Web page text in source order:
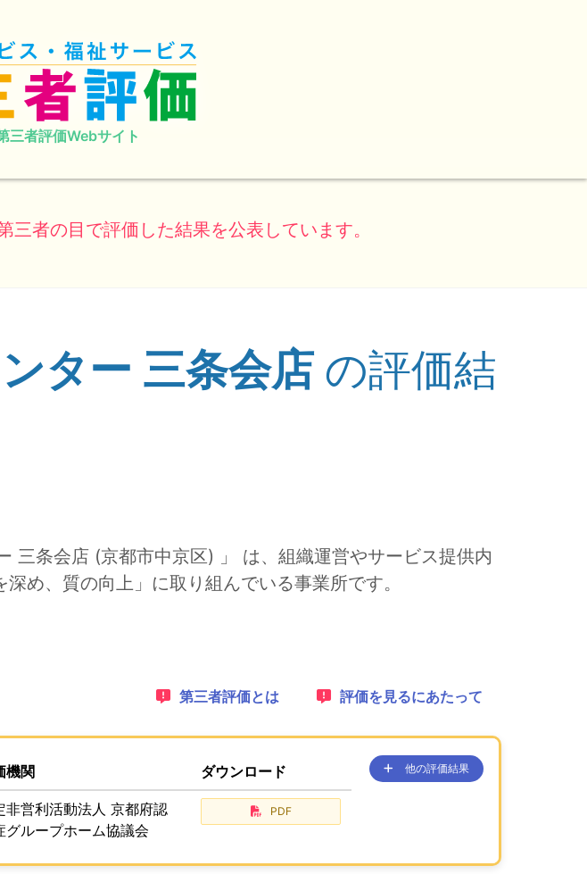
三者評価Webサイト
者の目で評価した結果を公表しています。
ター 三条会店 の評価結
三条会店 (京都市中京区) 」 は、組織運営やサービス提供内
め、質の向上」に取り組んでいる事業所です。
1：
第三者評価とは 2：
評価を見るにあたって
ます。
機関 ダウンロード
非営利活動法人 京都府認
グループホーム協議会
PDF
、ここに過去の公表コンテンツ
他の評価結果
が、あります。